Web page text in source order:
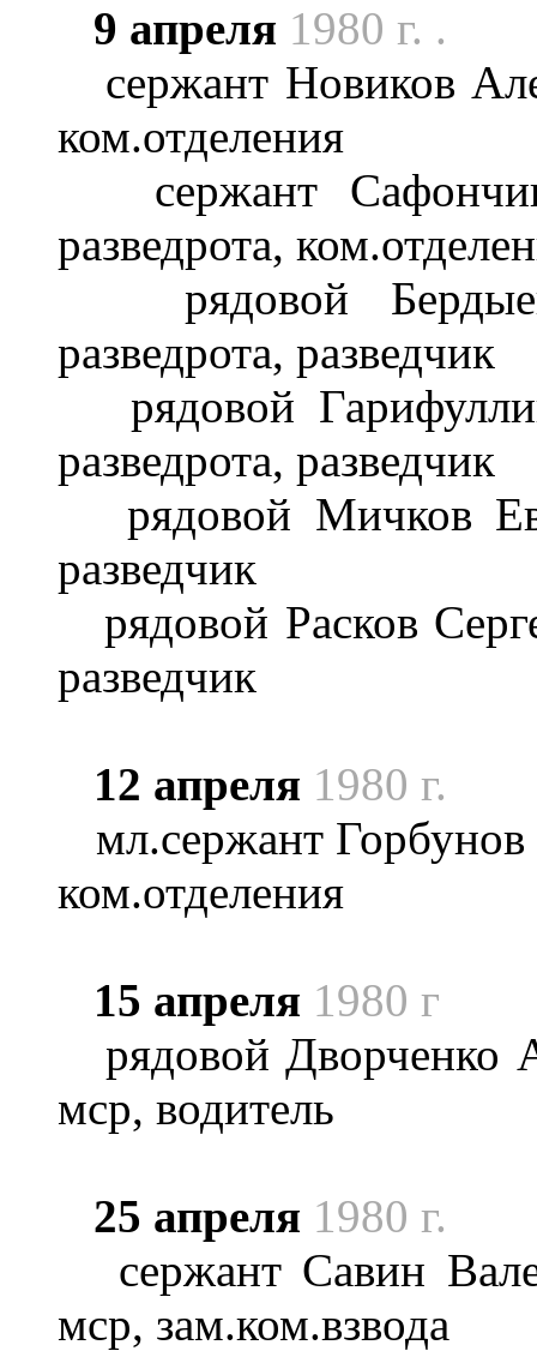
9 апреля 1980 г. .
сержант Новиков
ком.отделения
сержант
разведрота,
рядовой
разведрота, разведчик
рядовой
разведрота, разведчик
рядовой Мичков
разведчик
рядовой Расков
разведчик
12 апреля 1980 г.
мл.сержант
ком.отделения
15 апреля 1980 г
рядовой Дворченко
мср, водитель
25 апреля 1980 г.
сержант Савин
мср, зам.ком.взвода